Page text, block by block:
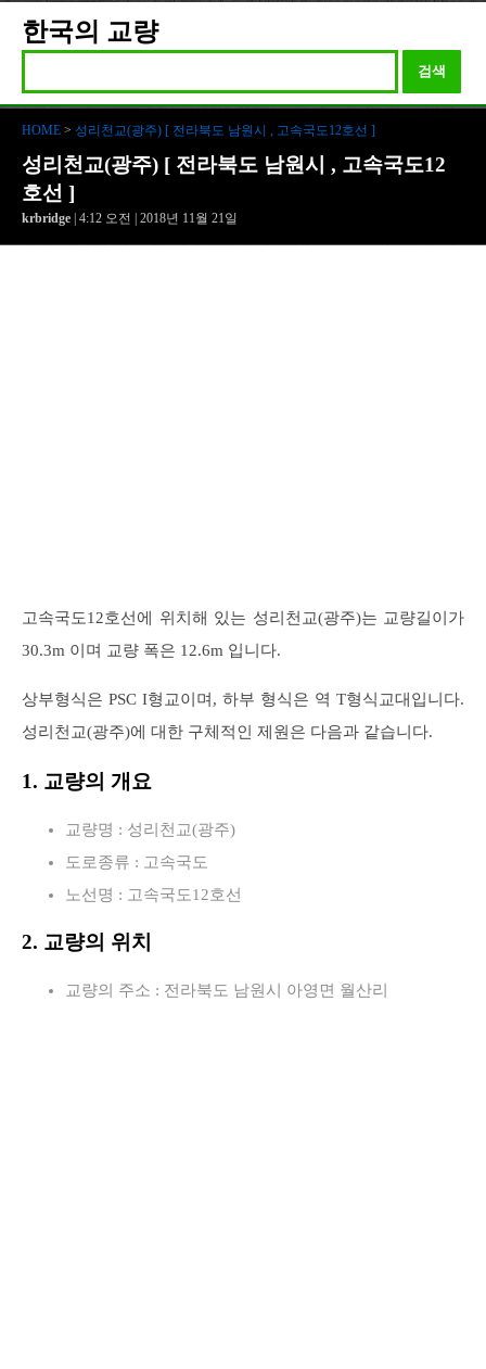
한국의 교량
검색
HOME > 성리천교(광주) [ 전라북도 남원시 , 고속국도12호선 ]
성리천교(광주) [ 전라북도 남원시 , 고속국도12
호선 ]
krbridge | 4:12 오전 | 2018년 11월 21일
고속국도12호선에 위치해 있는 성리천교(광주)는 교량길이가
30.3m 이며 교량 폭은 12.6m 입니다.
상부형식은 PSC I형교이며, 하부 형식은 역 T형식교대입니다.
성리천교(광주)에 대한 구체적인 제원은 다음과 같습니다.
1. 교량의 개요
교량명 : 성리천교(광주)
도로종류 : 고속국도
노선명 : 고속국도12호선
2. 교량의 위치
교량의 주소 : 전라북도 남원시 아영면 월산리